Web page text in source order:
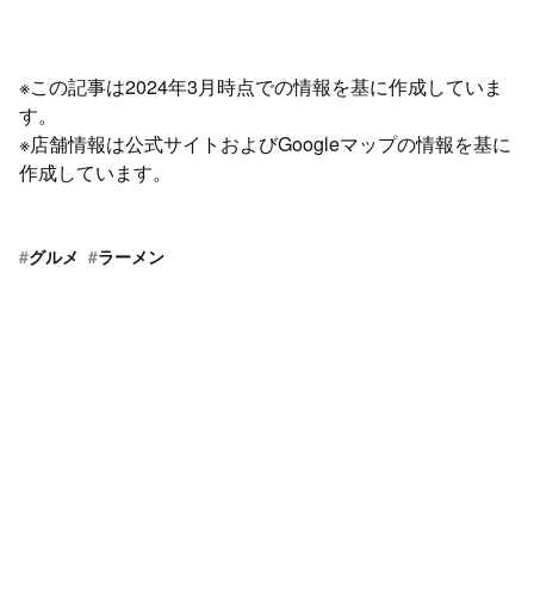
※この記事は2024年3月時点での情報を基に作成していま
す。
※店舗情報は公式サイトおよびGoogleマップの情報を基に
作成しています。
#グルメ #ラーメン